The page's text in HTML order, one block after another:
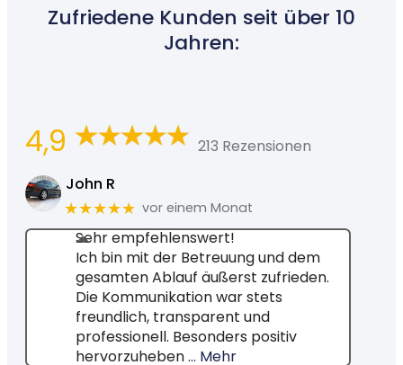
Zufriedene Kunden seit über 10
Jahren:
4,9
213 Rezensionen
John R
★★★★★ vor einem Monat
Sehr empfehlenswert!
Ich bin mit der Betreuung und dem
gesamten Ablauf äußerst zufrieden.
Die Kommunikation war stets
freundlich, transparent und
professionell. Besonders positiv
hervorzuheben… Mehr